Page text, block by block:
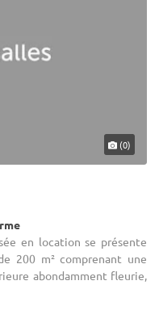
(0)
en location se présente
200 m² comprenant une
abondamment fleurie,